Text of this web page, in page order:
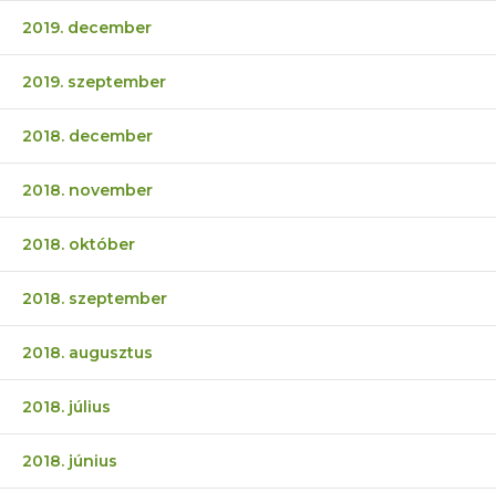
2019. december
2019. szeptember
2018. december
2018. november
2018. október
2018. szeptember
2018. augusztus
2018. július
2018. június